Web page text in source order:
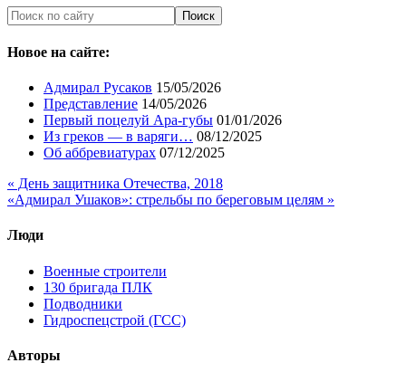
Новое на сайте:
Адмирал Русаков 15/05/2026
Представление 14/05/2026
Первый поцелуй Ара-губы 01/01/2026
Из греков — в варяги… 08/12/2025
Об аббревиатурах 07/12/2025
« День защитника Отечества, 2018
«Адмирал Ушаков»: стрельбы по береговым целям »
Люди
Военные строители
130 бригада ПЛК
Подводники
Гидроспецстрой (ГСС)
Авторы